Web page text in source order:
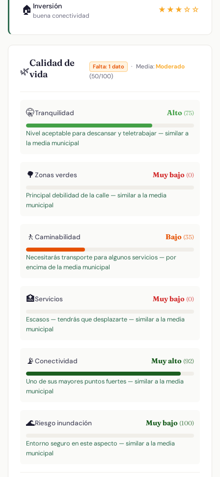
🏠 Inversión
buena conectividad
★★★☆☆
🌿
Calidad de
vida
Falta: 1 dato · Media:Moderado
(50/100)
🤫Tranquilidad Alto (75)
Nivel aceptable para descansar y teletrabajar — similar a
la media municipal
🌳Zonas verdes Muy bajo (0)
Principal debilidad de la calle — similar a la media
municipal
🚶 Caminabilidad Bajo (35)
Necesitarás transporte para algunos servicios — por
encima de la media municipal
🏥Servicios Muy bajo (0)
Escasos — tendrás que desplazarte — similar a la media
municipal
📡Conectividad Muy alto (92)
Uno de sus mayores puntos fuertes — similar a la media
municipal
🌊Riesgo inundación Muy bajo (100)
Entorno seguro en este aspecto — similar a la media
municipal